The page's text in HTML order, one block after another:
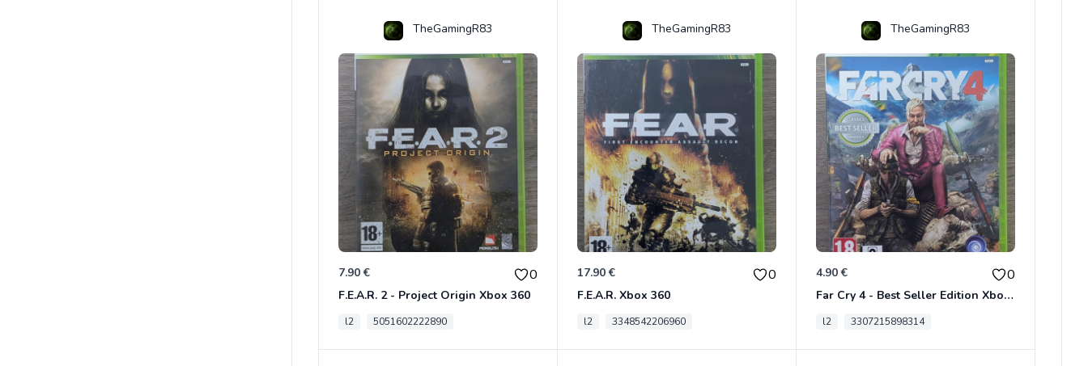
TheGamingR83
7.90 € 0
F.E.A.R. 2 - Project Origin Xbox 360
l2 5051602222890
TheGamingR83
17.90 € 0
F.E.A.R. Xbox 360
l2 3348542206960
TheGamingR83
4.90 € 0
Far Cry 4 - Best Seller Edition Xbox 360
l2 3307215898314